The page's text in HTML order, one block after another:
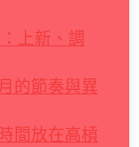
上新、調
的節奏與異
間放在高槓